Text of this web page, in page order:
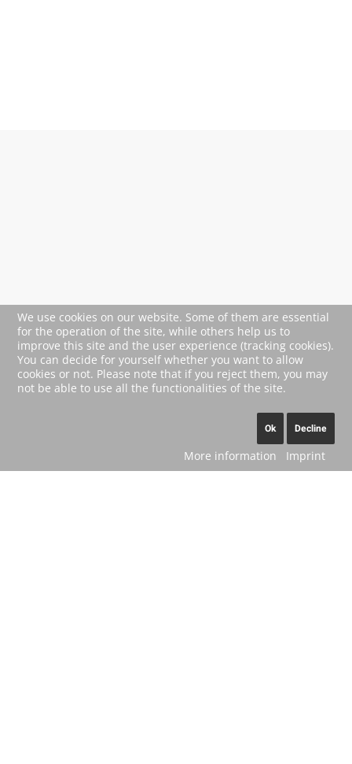
We use cookies on our website. Some of them are essential
for the operation of the site, while others help us to
improve this site and the user experience (tracking cookies).
You can decide for yourself whether you want to allow
cookies or not. Please note that if you reject them, you may
not be able to use all the functionalities of the site.
Ok Decline
More information Imprint